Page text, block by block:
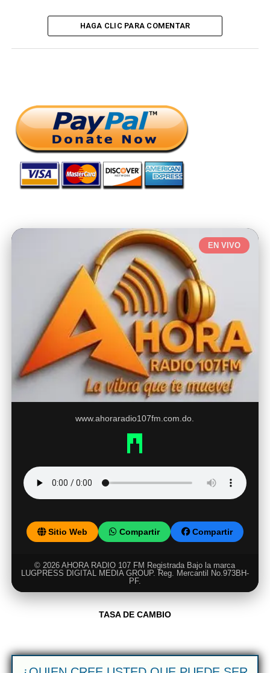
HAGA CLIC PARA COMENTAR
EN VIVO
www.ahoraradio107fm.com.do.
Sitio Web Compartir Compartir
© 2026 AHORA RADIO 107 FM Registrada Bajo la marca
LUGPRESS DIGITAL MEDIA GROUP. Reg. Mercantil No.973BH-
PF.
TASA DE CAMBIO